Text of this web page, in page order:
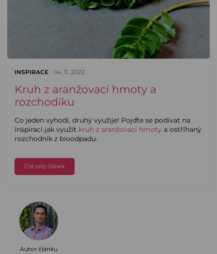
INSPIRACE 04. 11. 2022
Kruh z aranžovací hmoty a
rozchodíku
Co jeden vyhodí, druhý využije! Pojďte se podívat na
inspiraci jak využít kruh z aranžovací hmoty a ostříhaný
rozchodník z bioodpadu.
Číst celý článek
Autor článku